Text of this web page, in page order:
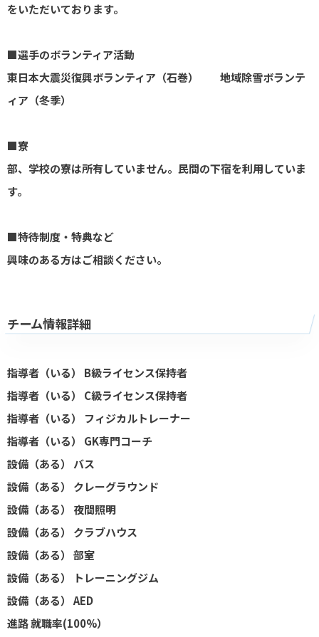
をいただいております。
■選手のボランティア活動
東日本大震災復興ボランティア（石巻） 地域除雪ボランテ
ィア（冬季）
■寮
部、学校の寮は所有していません。民間の下宿を利用していま
す。
■特待制度・特典など
興味のある方はご相談ください。
チーム情報詳細
指導者（いる） B級ライセンス保持者
指導者（いる） C級ライセンス保持者
指導者（いる） フィジカルトレーナー
指導者（いる） GK専門コーチ
設備（ある） バス
設備（ある） クレーグラウンド
設備（ある） 夜間照明
設備（ある） クラブハウス
設備（ある） 部室
設備（ある） トレーニングジム
設備（ある） AED
進路 就職率(100%）